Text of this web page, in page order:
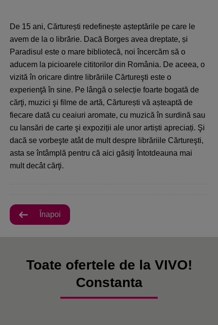
De 15 ani, Cărturești redefinește așteptările pe care le
avem de la o librărie. Dacă Borges avea dreptate, și
Paradisul este o mare bibliotecă, noi încercăm să o
aducem la picioarele cititorilor din România. De aceea, o
vizită în oricare dintre librăriile Cărtureşti este o
experienţă în sine. Pe lângă o selecție foarte bogată de
cărţi, muzici şi filme de artă, Cărturești vă așteaptă de
fiecare dată cu ceaiuri aromate, cu muzică în surdină sau
cu lansări de carte şi expoziții ale unor artiști apreciați. Şi
dacă se vorbeşte atât de mult despre librăriile Cărtureşti,
asta se întâmplă pentru că aici găsiţi întotdeauna mai
mult decât cărţi.
Înapoi
Toate ofertele de la VIVO!
Constanta